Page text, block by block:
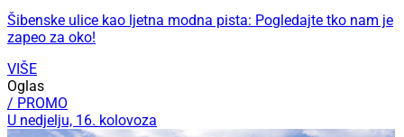
Šibenske ulice kao ljetna modna pista: Pogledajte tko nam je
zapeo za oko!
VIŠE
Oglas
/ PROMO
U nedjelju, 16. kolovoza